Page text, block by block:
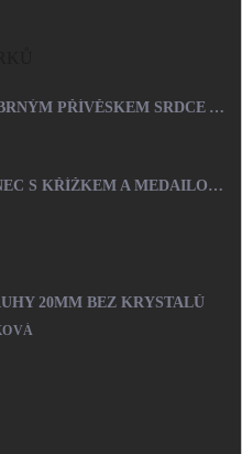
ŠŇŮRKOVÝ NÁRAMEK SE STŘÍBRNÝM PŘÍVĚSKEM SRDCE A KRYSTALY SWAROVSKI CRYSTAL (STŘÍBRO 925/1000)
OCELOVÝ NÁHRDELNÍK RŮŽENEC S KŘÍŽKEM A MEDAILONEM
20MM BEZ KRYSTALŮ